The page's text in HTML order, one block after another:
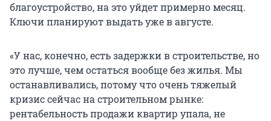
благоустройство, на это уйдет примерно месяц.
Ключи планируют выдать уже в августе.
«У нас, конечно, есть задержки в строительстве, но
это лучше, чем остаться вообще без жилья. Мы
останавливались, потому что очень тяжелый
кризис сейчас на строительном рынке:
рентабельность продажи квартир упала, не